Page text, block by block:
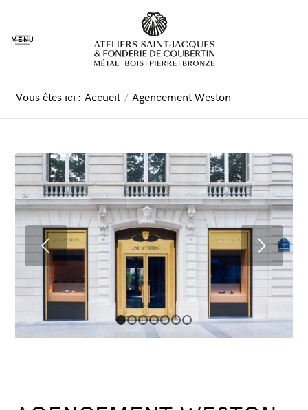
MENU
Vous êtes ici : Accueil / Agencement Weston
Suivant
1 2